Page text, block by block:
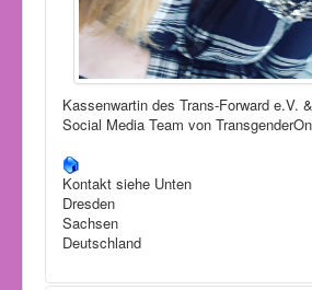
Kassenwartin des Trans-Forward e.V.
Social Media Team von
Kontakt siehe Unten
Dresden
Sachsen
Deutschland